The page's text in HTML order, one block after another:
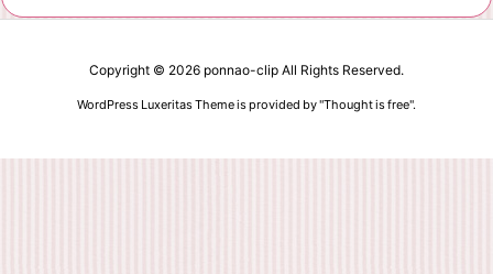
Copyright © 2026 ponnao-clip All Rights Reserved.
WordPress Luxeritas Theme is provided by "Thought is free".